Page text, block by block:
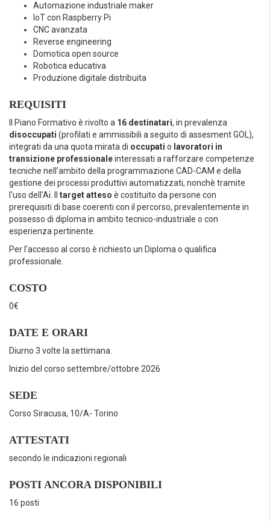
Automazione industriale maker
IoT con Raspberry Pi
CNC avanzata
Reverse engineering
Domotica open source
Robotica educativa
Produzione digitale distribuita
REQUISITI
Il Piano Formativo è rivolto a 16 destinatari, in prevalenza
disoccupati (profilati e ammissibili a seguito di assesment GOL),
integrati da una quota mirata di occupati o lavoratori in
transizione professionaleinteressati a rafforzare competenze
tecniche nell’ambito della programmazione CAD-CAM e della
gestione dei processi produttivi automatizzati, nonchè tramite
l'uso dell'Ai. Il target atteso è costituito da persone con
prerequisiti di base coerenti con il percorso, prevalentemente in
possesso di diploma in ambito tecnico-industriale o con
esperienza pertinente.
Per l'accesso al corso è richiesto un Diploma o qualifica
professionale.
COSTO
0€
DATE E ORARI
Diurno 3 volte la settimana.
Inizio del corso settembre/ottobre 2026
SEDE
Corso Siracusa, 10/A- Torino
ATTESTATI
secondo le indicazioni regionali
POSTI ANCORA DISPONIBILI
16 posti